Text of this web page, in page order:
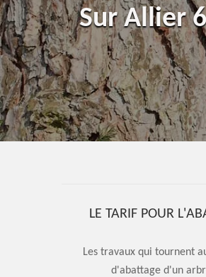
Sur Allier
LE TARIF POUR
Les travaux qui tournent
d'abattage d'un